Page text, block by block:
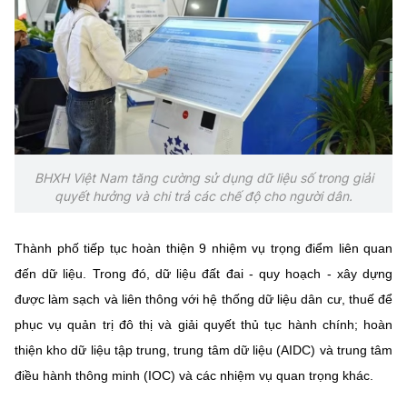
BHXH Việt Nam tăng cường sử dụng dữ liệu số trong giải
quyết hưởng và chi trả các chế độ cho người dân.
Thành phố tiếp tục hoàn thiện 9 nhiệm vụ trọng điểm liên quan
đến dữ liệu. Trong đó, dữ liệu đất đai - quy hoạch - xây dựng
được làm sạch và liên thông với hệ thống dữ liệu dân cư, thuế để
phục vụ quản trị đô thị và giải quyết thủ tục hành chính; hoàn
thiện kho dữ liệu tập trung, trung tâm dữ liệu (AIDC) và trung tâm
điều hành thông minh (IOC) và các nhiệm vụ quan trọng khác.